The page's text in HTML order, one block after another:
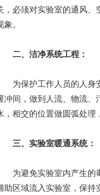
，必须对实验室的通风、
象。
二、洁净系统工程：
为保护工作人员的人身安
冲间，做到人流、物流、
，相交的位置做圆弧处理
三、实验室暖通系统：
为避免实验室内产生的毒
助区域流入实验室，保持